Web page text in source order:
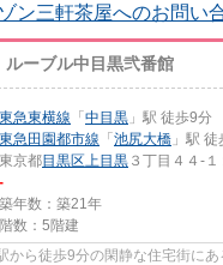
ン三軒茶屋へのお問い
ルーブル中目黒弐番館
東急東横線 「 中目黒 」駅 徒歩9分
東急田園都市線 「 池尻大橋 」駅
東京都目黒区上目黒 ３丁目４４-１
-
築年数：築21年
階数：5階建
から徒歩9分の閑静な住宅街に